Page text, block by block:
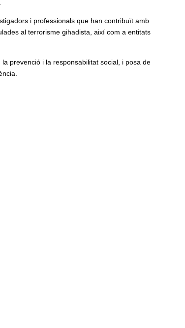
i professionals que han contribuït amb
al terrorisme gihadista, així com a entitats
prevenció i la responsabilitat social, i posa de